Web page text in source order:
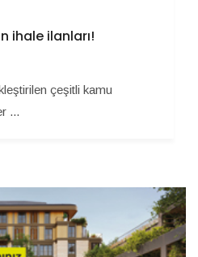
ihale ilanları!
çeşitli kamu
...